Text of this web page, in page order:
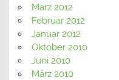
März 2012
Februar 2012
Januar 2012
Oktober 2010
Juni 2010
März 2010